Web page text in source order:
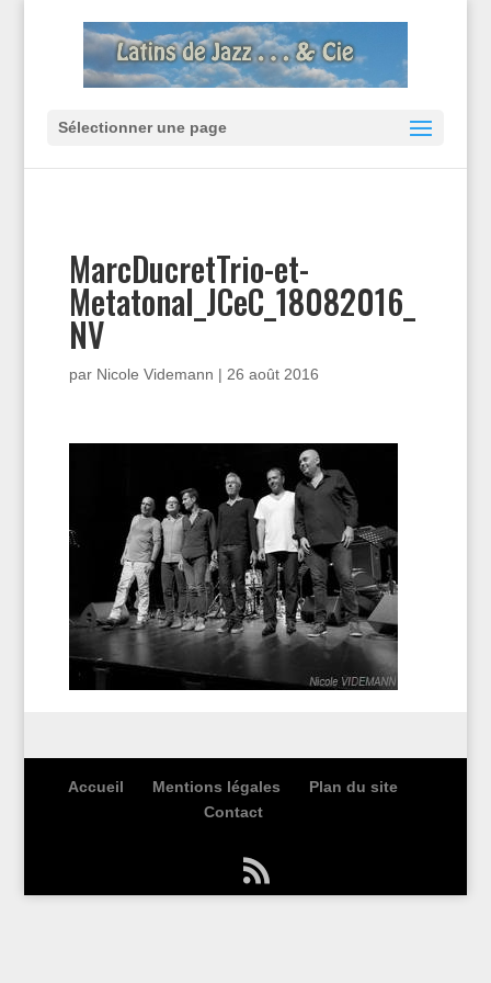
Sélectionner une page
MarcDucretTrio-et-
Metatonal_JCeC_18082016_
NV
par Nicole Videmann | 26 août 2016
Accueil Mentions légales
Plan du site
Contact